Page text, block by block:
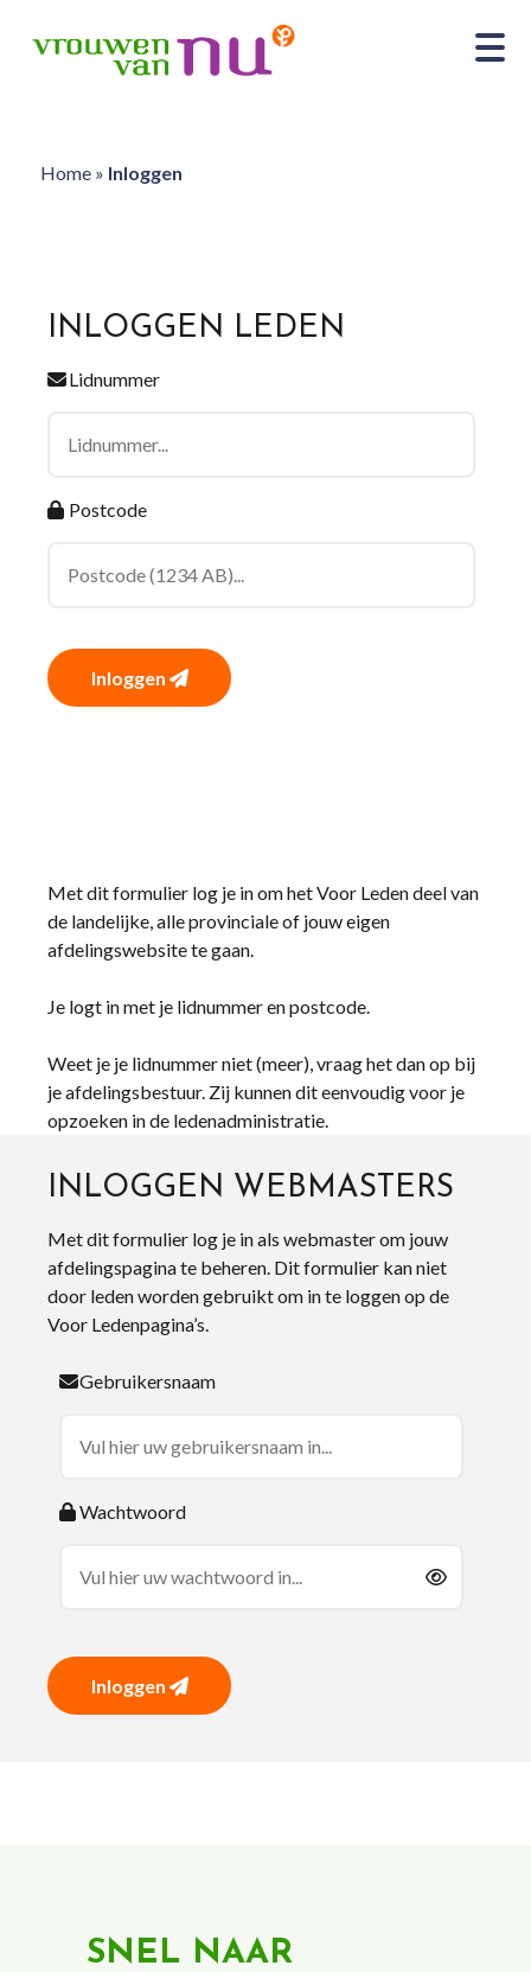
Home» Inloggen
INLOGGEN LEDEN
Lidnummer
Postcode
Inloggen
Met dit formulier log je in om het Voor Leden deel van
de landelijke, alle provinciale of jouw eigen
afdelingswebsite te gaan.
Je logt in met je lidnummer en postcode.
Weet je je lidnummer niet (meer), vraag het dan op bij
je afdelingsbestuur. Zij kunnen dit eenvoudig voor je
opzoeken in de ledenadministratie.
INLOGGEN WEBMASTERS
Met dit formulier log je in als webmaster om jouw
afdelingspagina te beheren. Dit formulier kan niet
door leden worden gebruikt om in te loggen op de
Voor Ledenpagina’s.
Gebruikersnaam
Wachtwoord
Inloggen
SNEL NAAR